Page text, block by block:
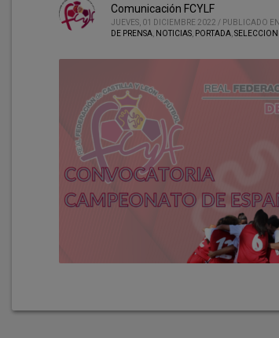
Comunicación FCYLF
JUEVES, 01 DICIEMBRE 2022 / PUBLICADO EN
DE PRENSA NOTICIAS PORTADA